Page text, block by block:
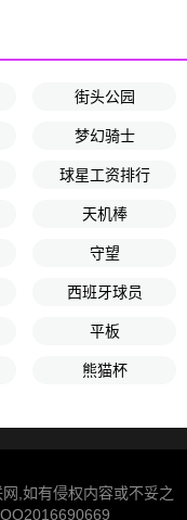
街头公园
梦幻骑士
球星工资排行
天机棒
守望
西班牙球员
平板
熊猫杯
,如有侵权内容或不妥之